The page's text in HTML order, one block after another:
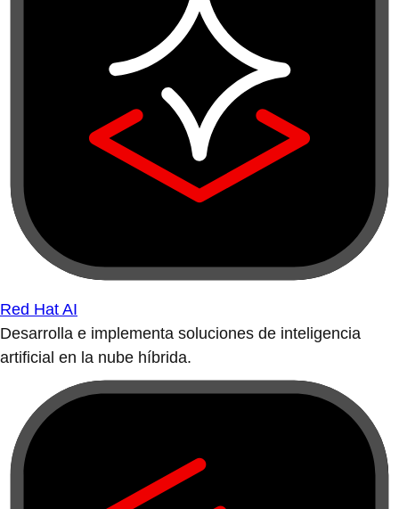
Red Hat AI
Desarrolla e implementa soluciones de inteligencia
artificial en la nube híbrida.